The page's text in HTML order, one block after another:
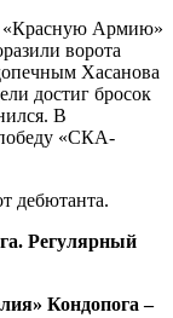
«Красную Армию»
ворота
Хасанова
достиг бросок
В
«СКА-
дебютанта.
Регулярный
Кондопога –